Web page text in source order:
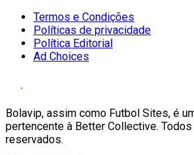
Termos e Condições
Políticas de privacidade
Política Editorial
Ad Choices
Bolavip, assim como Futbol Sites, é
pertencente à Better Collective.
reservados.